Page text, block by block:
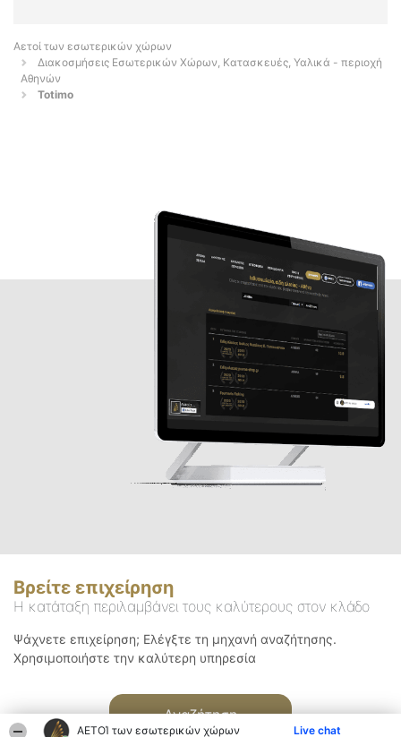
ΑΕΤΟΊ των εσωτερικών χώρων Live chat
Αετοί των εσωτερικών χώρων
Διακοσμήσεις Εσωτερικών Χώρων, Κατασκευές, Υαλικά - περιοχή
Αθηνών
Totimo
Βρείτε επιχείρηση
Η κατάταξη περιλαμβάνει τους καλύτερους στον κλάδο
Ψάχνετε επιχείρηση; Ελέγξτε τη μηχανή αναζήτησης.
Χρησιμοποιήστε την καλύτερη υπηρεσία
Αναζήτηση